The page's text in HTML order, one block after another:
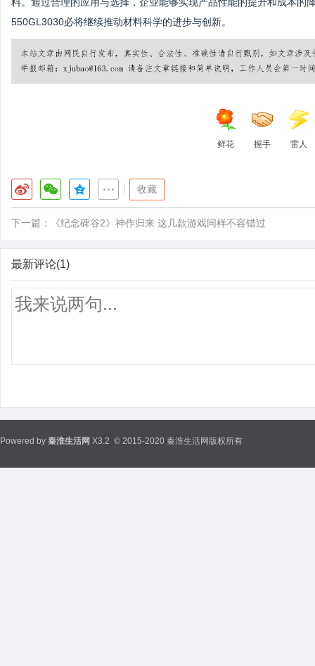
550GL3030必将继续推动材料科学的进步与创新。
鲜花 握手 雷人
收藏
下一篇： 《纪念碑谷2》神作归来 这几款游戏同样不容错过
最新评论(1)
Powered by 秦淮生活网 X3.2 © 2015-2020 秦淮生活网版权所有